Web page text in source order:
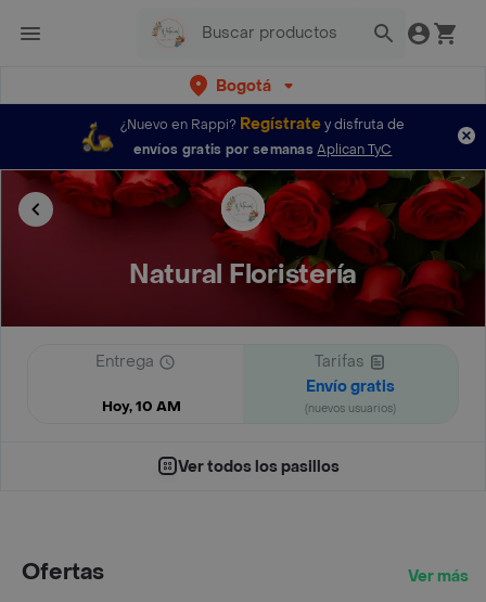
Bogotá
¿Nuevo en Rappi? Regístratey disfruta de
envíos gratis por semanas Aplican TyC
Natural Floristería
Entrega
Hoy, 10 AM
Tarifas
Envío gratis
(nuevos usuarios)
Ver todos los pasillos
Ofertas Ver más